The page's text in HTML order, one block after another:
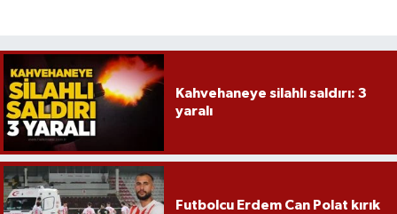
Kahvehaneye silahlı saldırı: 3
yaralı
Futbolcu Erdem Can Polat kırık